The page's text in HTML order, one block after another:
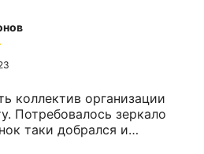
коллектив организации
Потребовалось зеркало
таки добрался и
заодно и в